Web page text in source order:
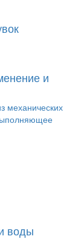
и
механических
воды